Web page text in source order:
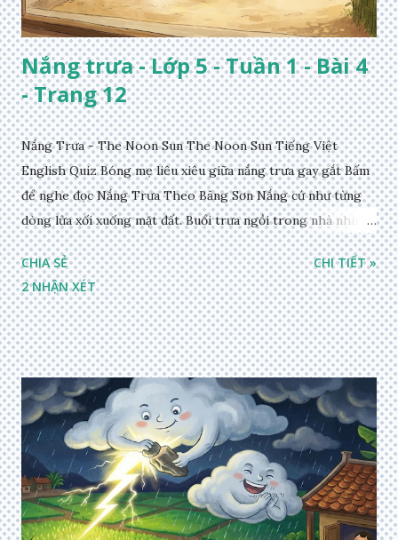
Nắng trưa - Lớp 5 - Tuần 1 - Bài 4
- Trang 12
Nắng Trưa - The Noon Sun The Noon Sun Tiếng Việt
English Quiz Bóng mẹ liêu xiêu giữa nắng trưa gay gắt Bấm
để nghe đọc Nắng Trưa Theo Băng Sơn Nắng cứ như từng
dòng lửa xối xuống mặt đất. Buổi trưa ngồi trong nhà nhìn
ra sân, thấy rất rõ n...
CHIA SẺ
2 NHẬN XÉT
CHI TIẾT »